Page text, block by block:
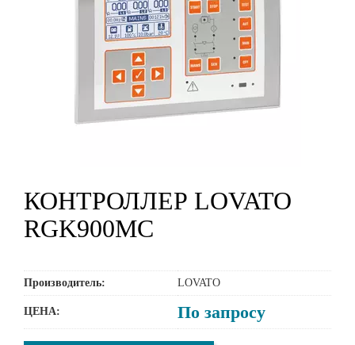
КОНТРОЛЛЕР LOVATO
RGK900MC
Производитель: LOVATO
ЦЕНА: По запросу